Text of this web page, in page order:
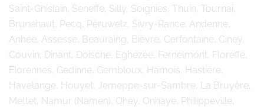
Saint-Ghislain, Seneffe, Silly, Soignies, Thuin, Tournai,
Brunehaut, Pecq, Péruwelz, Sivry-Rance. Andenne,
Anhée, Assesse, Beauraing, Bièvre, Cerfontaine, Ciney,
Couvin, Dinant, Doische, Éghezée, Fernelmont, Floreffe,
Florennes, Gedinne, Gembloux, Hamois, Hastière,
Havelange, Houyet, Jemeppe-sur-Sambre, La Bruyère,
Mettet, Namur (Namen), Ohey, Onhaye, Philippeville,